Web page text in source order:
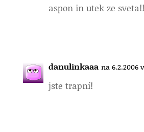
aspon in utek ze
danulinkaaa na 6.2.2006
jste trapní!